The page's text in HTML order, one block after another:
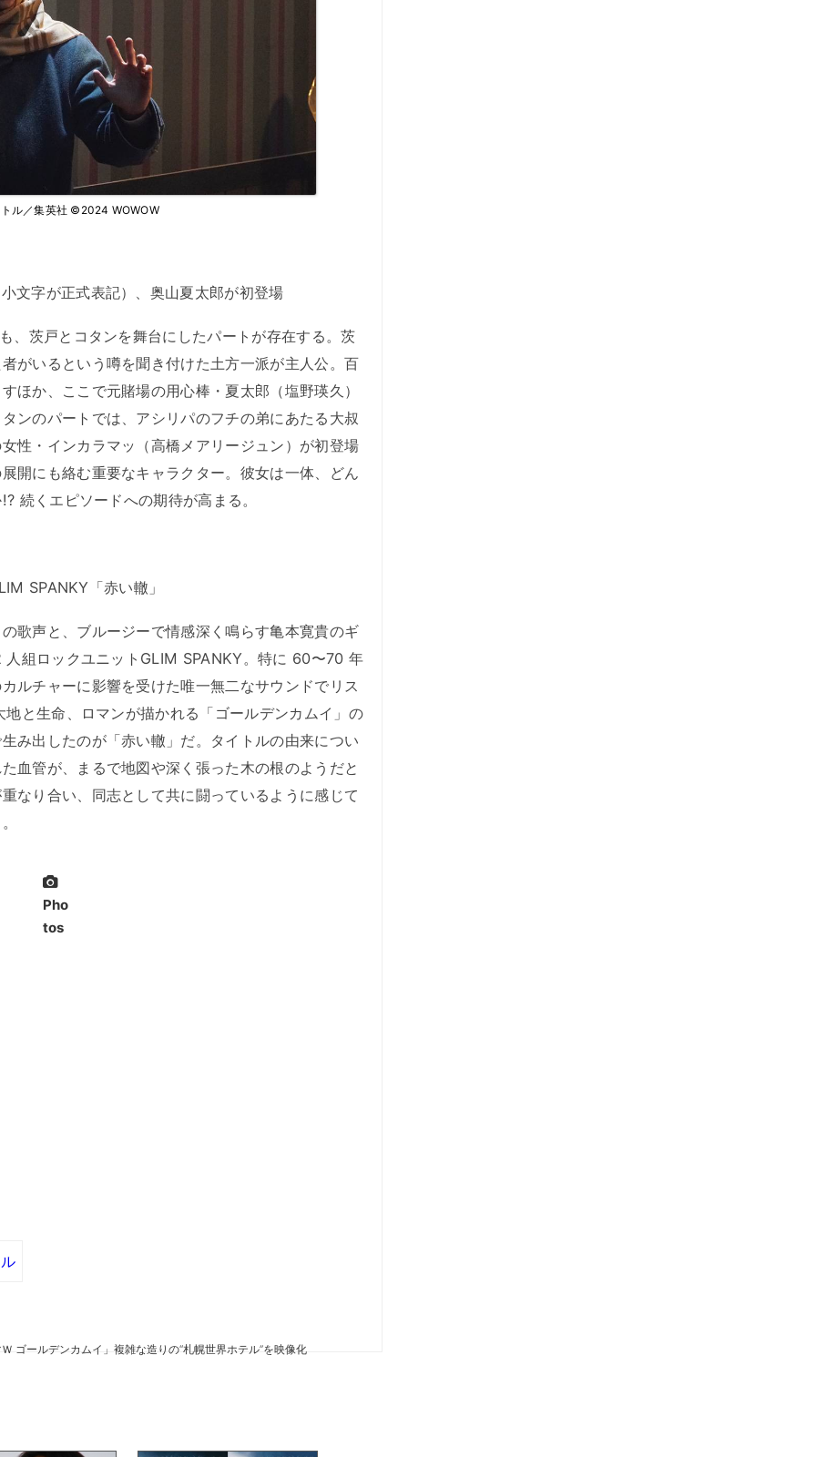
ル／集英社 ©2024 WOWOW
文字が正式表記）、奥山夏太郎が初登場
茨戸とコタンを舞台にしたパートが存在する。茨
がいるという噂を聞き付けた土方一派が主人公。百
ほか、ここで元賭場の用心棒・夏太郎（塩野瑛久）
ンのパートでは、アシリパのフチの弟にあたる大叔
性・インカラマッ（高橋メアリージュン）が初登場
開にも絡む重要なキャラクター。彼女は一体、どん
続くエピソードへの期待が高まる。
SPANKY「赤い轍」
声と、ブルージーで情感深く鳴らす亀本寛貴のギ
組ロックユニットGLIM SPANKY。特に 60〜70 年
ルチャーに影響を受けた唯一無二なサウンドでリス
と生命、ロマンが描かれる「ゴールデンカムイ」の
み出したのが「赤い轍」だ。タイトルの由来につい
血管が、まるで地図や深く張った木の根のようだと
なり合い、同志として共に闘っているように感じて
Pho
tos
ゴールデンカムイ」複雑な造りの“札幌世界ホテル”を映像化